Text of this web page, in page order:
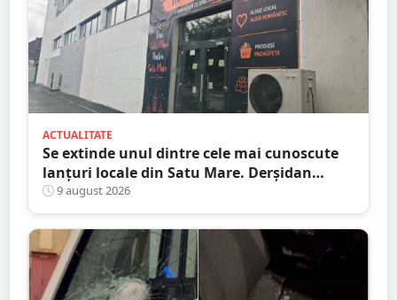
ACTUALITATE
Se extinde unul dintre cele mai cunoscute
lanțuri locale din Satu Mare. Derșidan
pregătește o investiție importantă
9 august 2026